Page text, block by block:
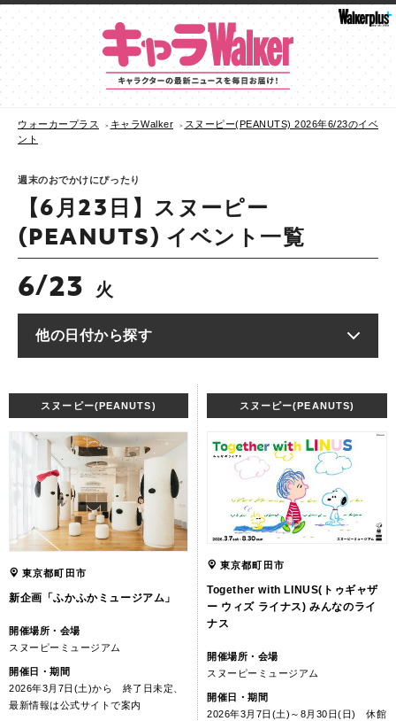
ウォーカープラス キャラWalker
スヌーピー(PEANUTS) 2026年6/23のイベ
ント
週末のおでかけにぴったり
【6月23日】スヌーピー
(PEANUTS) イベント一覧
6/23 火
他の日付から探す
スヌーピー(PEANUTS)
東京都町田市
新企画「ふかふかミュージアム」
開催場所・会場
スヌーピーミュージアム
開催日・期間
2026年3月7日(土)から 終了日未定、
最新情報は公式サイトで案内
スヌーピー(PEANUTS)
東京都町田市
Together with LINUS(トゥギャザ
ー ウィズ ライナス) みんなのライ
ナス
開催場所・会場
スヌーピーミュージアム
開催日・期間
2026年3月7日(土)～8月30日(日) 休館